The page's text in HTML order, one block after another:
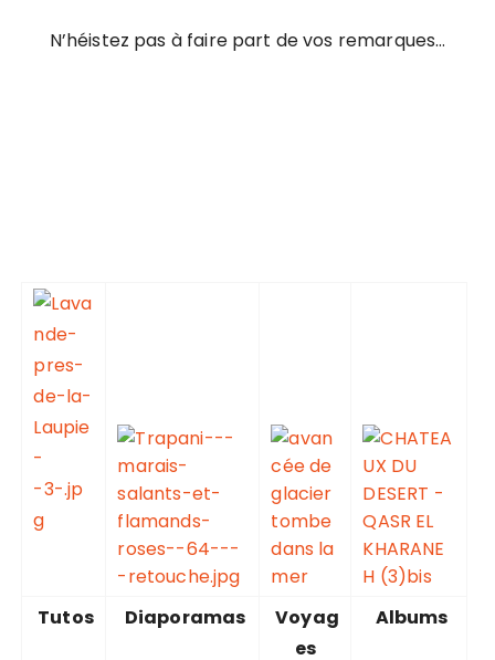
N’héistez pas à faire part de vos remarques…
Tutos Diaporamas
Voyag
es
Albums